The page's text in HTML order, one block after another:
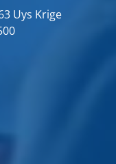
Uys Krige